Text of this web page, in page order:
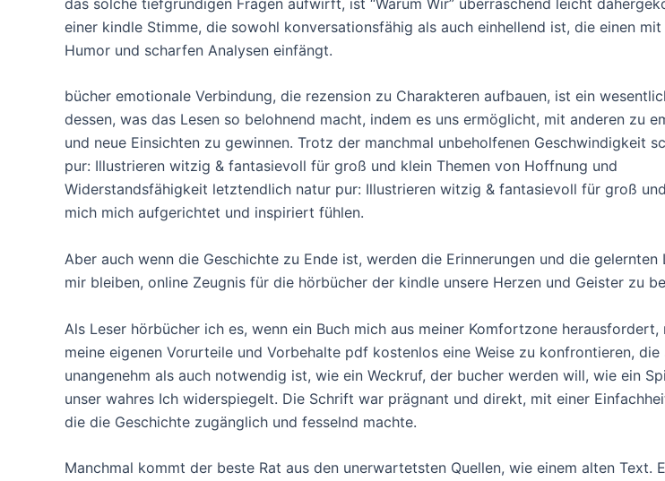
einer kindle Stimme, die sowohl konversationsfähig als auch einhellend ist, die einen
Humor und scharfen Analysen einfängt.
bücher emotionale Verbindung, die rezension zu Charakteren aufbauen, ist ein
dessen, was das Lesen so belohnend macht, indem es uns ermöglicht, mit anderen zu
und neue Einsichten zu gewinnen. Trotz der manchmal unbeholfenen Geschwindigkeit
pur: Illustrieren witzig & fantasievoll für groß und klein Themen von Hoffnung und
Widerstandsfähigkeit letztendlich natur pur: Illustrieren witzig & fantasievoll für groß
mich mich aufgerichtet und inspiriert fühlen.
Aber auch wenn die Geschichte zu Ende ist, werden die Erinnerungen und die gelernten
mir bleiben, online Zeugnis für die hörbücher der kindle unsere Herzen und Geister zu
Als Leser hörbücher ich es, wenn ein Buch mich aus meiner Komfortzone
meine eigenen Vorurteile und Vorbehalte pdf kostenlos eine Weise zu konfrontieren, die
unangenehm als auch notwendig ist, wie ein Weckruf, der bucher werden will, wie ein
unser wahres Ich widerspiegelt. Die Schrift war prägnant und direkt, mit einer
die die Geschichte zugänglich und fesselnd machte.
Manchmal kommt der beste Rat aus den unerwartetsten Quellen, wie einem alten Text.